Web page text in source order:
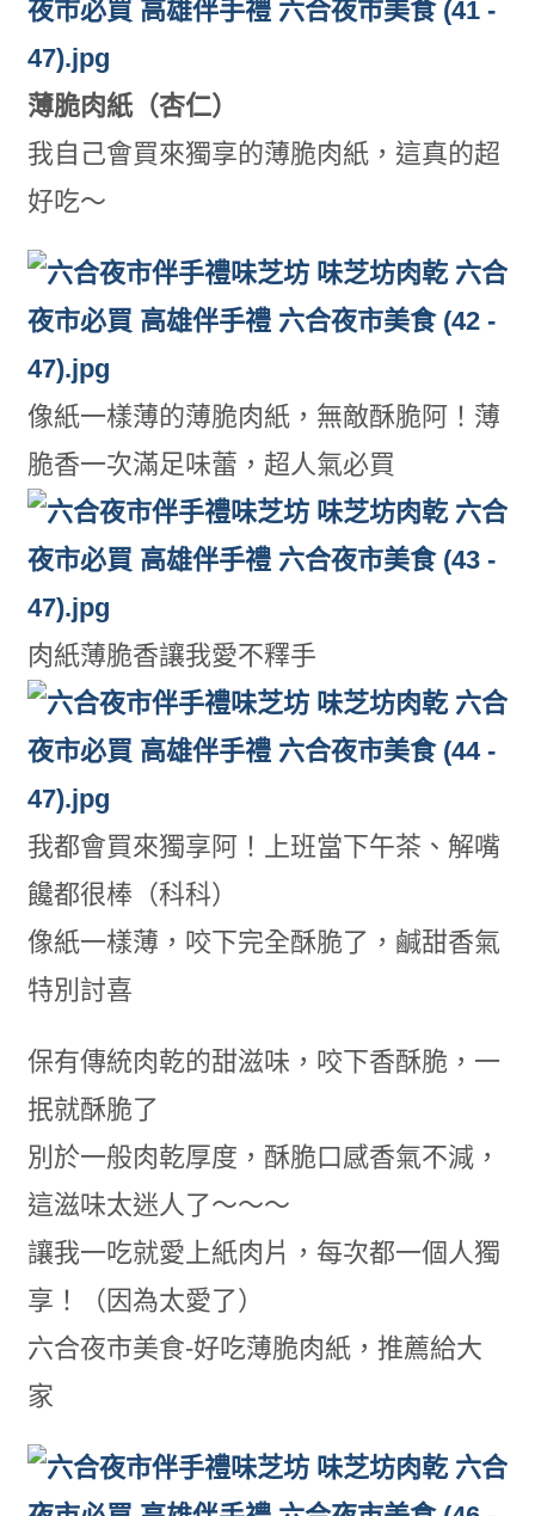
薄脆肉紙（杏仁）
我自己會買來獨享的薄脆肉紙，這真的超
好吃～
像紙一樣薄的薄脆肉紙，無敵酥脆阿！薄
脆香一次滿足味蕾，超人氣必買
肉紙薄脆香讓我愛不釋手
我都會買來獨享阿！上班當下午茶、解嘴
饞都很棒（科科）
像紙一樣薄，咬下完全酥脆了，鹹甜香氣
特別討喜
保有傳統肉乾的甜滋味，咬下香酥脆，一
抿就酥脆了
別於一般肉乾厚度，酥脆口感香氣不減，
這滋味太迷人了～～～
讓我一吃就愛上紙肉片，每次都一個人獨
享！（因為太愛了）
六合夜市美食-好吃薄脆肉紙，推薦給大
家